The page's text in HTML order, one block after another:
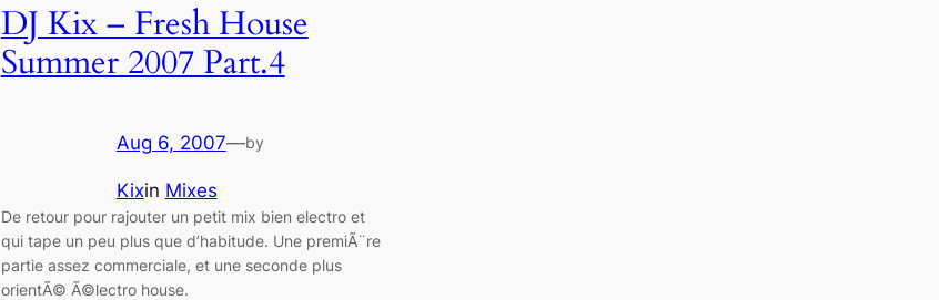
DJ Kix – Fresh House
Summer 2007 Part.4
Aug 6, 2007—by
Kixin Mixes
De retour pour rajouter un petit mix bien electro et
qui tape un peu plus que d’habitude. Une premiÃ¨re
partie assez commerciale, et une seconde plus
orientÃ© Ã©lectro house.